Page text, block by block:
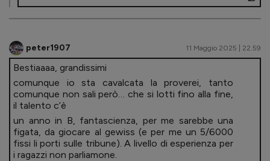
peter1907 11 Maggio 2025 | 22.59
Bestiaaaa, grandissimi
comunque io sta cavalcata la proverei, tanto
comunque non sali però… che si lotti fino alla fine,
il talento c’è
un anno in B, fantascienza, per me sarebbe una
figata, da giocare al gewiss (e per me un 5/6000
fissi li porti sulle tribune). A livello di esperienza per
i ragazzi non parliamone.